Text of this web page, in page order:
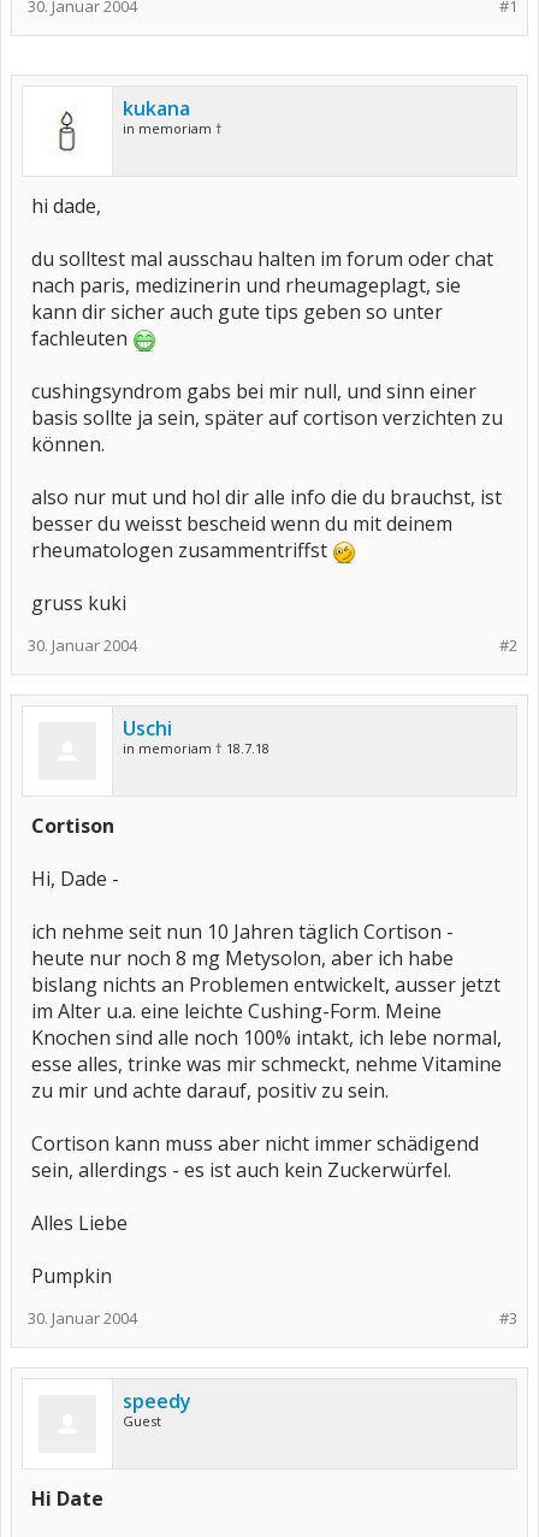
#1
30. Januar 2004
kukana
in memoriam †
hi dade,
du solltest mal ausschau halten im forum oder chat
nach paris, medizinerin und rheumageplagt, sie
kann dir sicher auch gute tips geben so unter
fachleuten
cushingsyndrom gabs bei mir null, und sinn einer
basis sollte ja sein, später auf cortison verzichten zu
können.
also nur mut und hol dir alle info die du brauchst, ist
besser du weisst bescheid wenn du mit deinem
rheumatologen zusammentriffst
gruss kuki
#2
30. Januar 2004
Uschi
in memoriam † 18.7.18
Cortison
Hi, Dade -
ich nehme seit nun 10 Jahren täglich Cortison -
heute nur noch 8 mg Metysolon, aber ich habe
bislang nichts an Problemen entwickelt, ausser jetzt
im Alter u.a. eine leichte Cushing-Form. Meine
Knochen sind alle noch 100% intakt, ich lebe normal,
esse alles, trinke was mir schmeckt, nehme Vitamine
zu mir und achte darauf, positiv zu sein.
Cortison kann muss aber nicht immer schädigend
sein, allerdings - es ist auch kein Zuckerwürfel.
Alles Liebe
Pumpkin
#3
30. Januar 2004
speedy
Guest
Hi Date